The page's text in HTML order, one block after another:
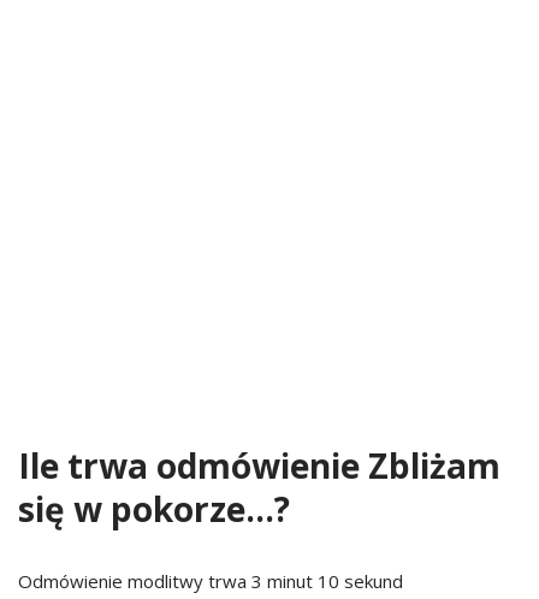
Ile trwa odmówienie Zbliżam
się w pokorze…?
Odmówienie modlitwy trwa 3 minut 10 sekund